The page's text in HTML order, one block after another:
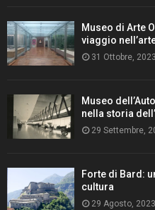
Museo di Arte
viaggio
31 Ottobre, 2023
Museo
nella storia
29 Settembre,
Forte di Bard:
cultura
29 Agosto, 2023